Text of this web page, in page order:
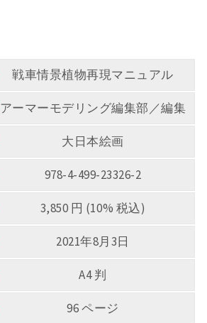
戦車情景植物再現マニュアル
アーマーモデリング編集部／編集
大日本絵画
978-4-499-23326-2
3,850 円 (10% 税込)
2021年8月3日
A4 判
96 ページ